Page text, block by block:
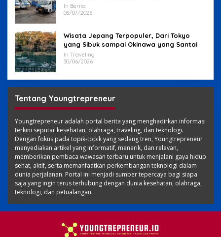
In Berita
03/07/2026
Wisata Jepang Terpopuler, Dari Tokyo
yang Sibuk sampai Okinawa yang Santai
In Traveling
30/06/2026
Tentang Youngtrepreneur
Youngtrepreneur adalah portal berita yang menghadirkan informasi
terkini seputar kesehatan, olahraga, traveling, dan teknologi.
Dengan fokus pada topik-topik yang sedang tren, Youngtrepreneur
menyediakan artikel yang informatif, menarik, dan relevan,
memberikan pembaca wawasan terbaru untuk menjalani gaya hidup
sehat, aktif, serta memanfaatkan perkembangan teknologi dalam
dunia perjalanan. Portal ini menjadi sumber tepercaya bagi siapa
saja yang ingin terus terhubung dengan dunia kesehatan, olahraga,
teknologi, dan petualangan.